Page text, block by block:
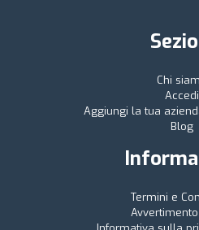
Chi
Accedi
Aggiungi la tua
Blog
Termini e